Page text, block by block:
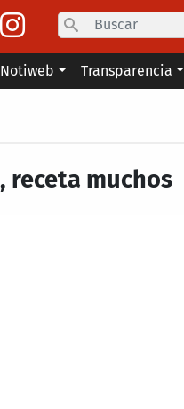
Notiweb Transparencia
receta muchos